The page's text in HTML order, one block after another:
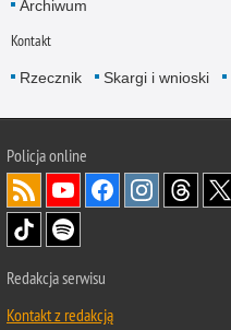
Archiwum
Kontakt
Rzecznik Skargi i wnioski
Policjaonline
Redakcja serwisu
Kontakt z redakcją